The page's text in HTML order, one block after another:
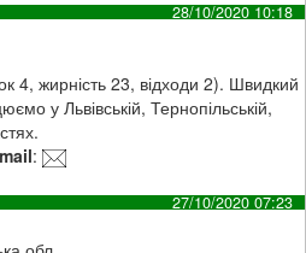
28/10/2020 10:18
4, жирність 23, відходи 2). Швидкий
у Львівській, Тернопільській,
:
27/10/2020 07:23